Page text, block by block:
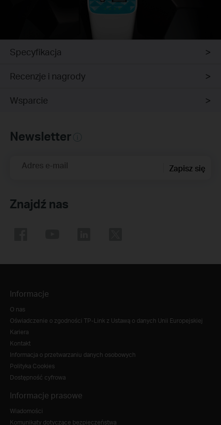
Specyfikacja
Recenzje i nagrody
Wsparcie
Newsletter
Adres e-mail Zapisz się
Znajdź nas
Informacje
O nas
Oświadczenie o zgodności TP-Link z Ustawą o danych Unii Europejskiej
Kariera
Kontakt
Informacja o przetwarzaniu danych osobowych
Polityka Cookies
Dostępność cyfrowa
Informacje prasowe
Wiadomości
Komunikaty dotyczące bezpieczeństwa